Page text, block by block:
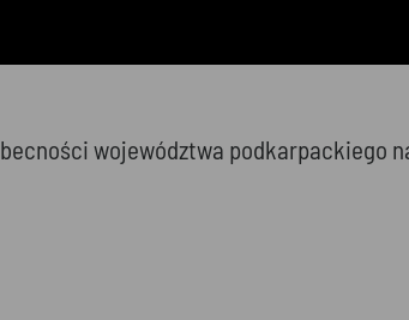
województwa podkarpackiego